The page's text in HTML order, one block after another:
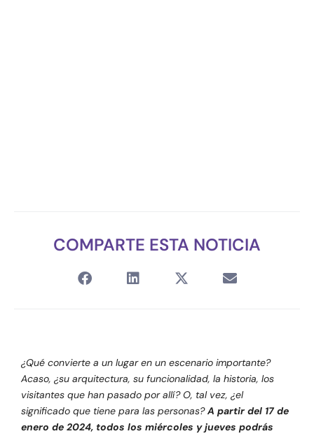
COMPARTE ESTA NOTICIA
¿Qué convierte a un lugar en un escenario importante?
Acaso, ¿su arquitectura, su funcionalidad, la historia, los
visitantes que han pasado por allí? O, tal vez, ¿el
significado que tiene para las personas?A partir del 17 de
enero de 2024, todos los miércoles y jueves podrás